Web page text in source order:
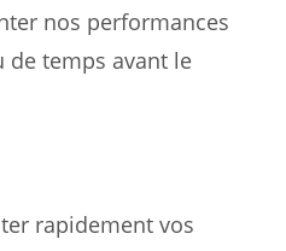
nos performances
de temps avant le
rapidement vos